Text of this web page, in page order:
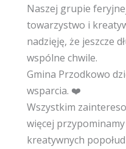
Naszej grupie
towarzystwo i
nadzięję, że jeszcze
wspólne chwile.
Gmina Przodkowo
wsparcia. ❤️
Wszystkim
więcej
kreatywnych